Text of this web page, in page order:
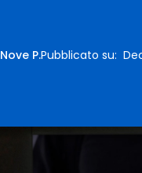
Nove P.Pubblicato su: